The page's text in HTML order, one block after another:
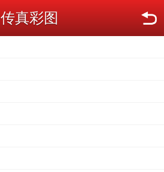
传真彩图